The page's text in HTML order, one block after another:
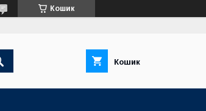
Кошик
Кошик